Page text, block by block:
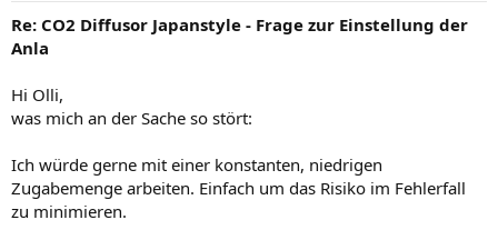
Re: CO2 Diffusor Japanstyle - Frage zur Einstellung der
Anla
Hi Olli,
was mich an der Sache so stört:
Ich würde gerne mit einer konstanten, niedrigen
Zugabemenge arbeiten. Einfach um das Risiko im Fehlerfall
zu minimieren.